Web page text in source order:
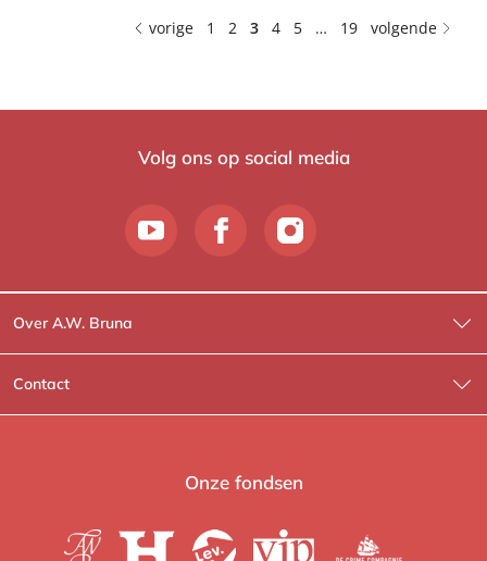
vorige 1 2 3 4 5 … 19 volgende
Volg ons op social media
Over A.W. Bruna
Wat wij doen
Wie is Wie?
Contact
Contactinformatie
Onze fondsen